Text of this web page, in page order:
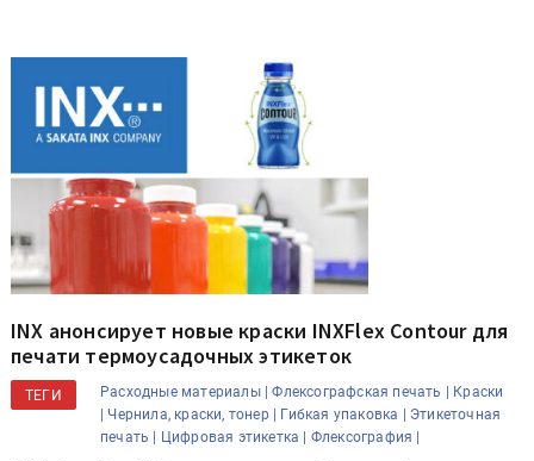
INX анонсирует новые краски INXFlex Contour для
печати термоусадочных этикеток
ТЕГИ Расходные материалы | Флексографская печать |
Краски
Чернила, краски, тонер | Гибкая упаковка |
Этикеточная
печать |
Цифровая этикетка | Флексография |